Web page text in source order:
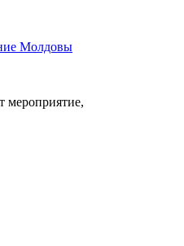
Молдовы
мероприятие,